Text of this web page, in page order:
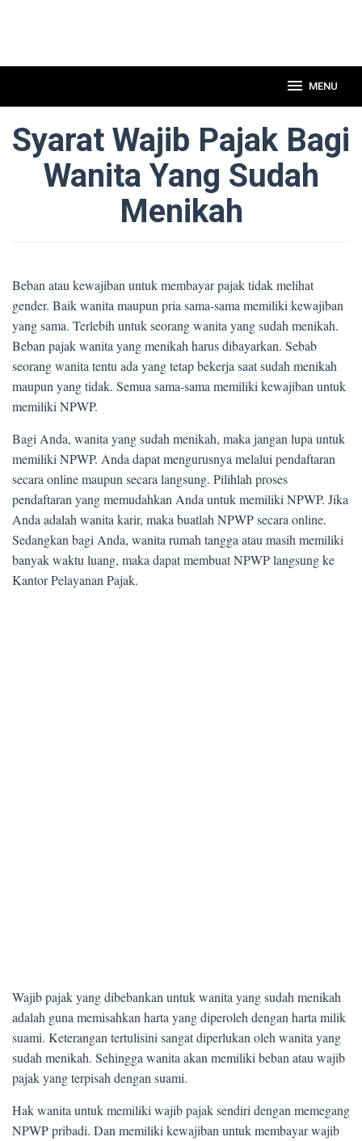
MENU
Syarat Wajib Pajak Bagi
Wanita Yang Sudah
Menikah
Beban atau kewajiban untuk membayar pajak tidak melihat
gender. Baik wanita maupun pria sama-sama memiliki kewajiban
yang sama. Terlebih untuk seorang wanita yang sudah menikah.
Beban pajak wanita yang menikah harus dibayarkan. Sebab
seorang wanita tentu ada yang tetap bekerja saat sudah menikah
maupun yang tidak. Semua sama-sama memiliki kewajiban untuk
memiliki NPWP.
Bagi Anda, wanita yang sudah menikah, maka jangan lupa untuk
memiliki NPWP. Anda dapat mengurusnya melalui pendaftaran
secara online maupun secara langsung. Pilihlah proses
pendaftaran yang memudahkan Anda untuk memiliki NPWP. Jika
Anda adalah wanita karir, maka buatlah NPWP secara online.
Sedangkan bagi Anda, wanita rumah tangga atau masih memiliki
banyak waktu luang, maka dapat membuat NPWP langsung ke
Kantor Pelayanan Pajak.
Wajib pajak yang dibebankan untuk wanita yang sudah menikah
adalah guna memisahkan harta yang diperoleh dengan harta milik
suami. Keterangan tertulisini sangat diperlukan oleh wanita yang
sudah menikah. Sehingga wanita akan memiliki beban atau wajib
pajak yang terpisah dengan suami.
Hak wanita untuk memiliki wajib pajak sendiri dengan memegang
NPWP pribadi. Dan memiliki kewajiban untuk membayar wajib